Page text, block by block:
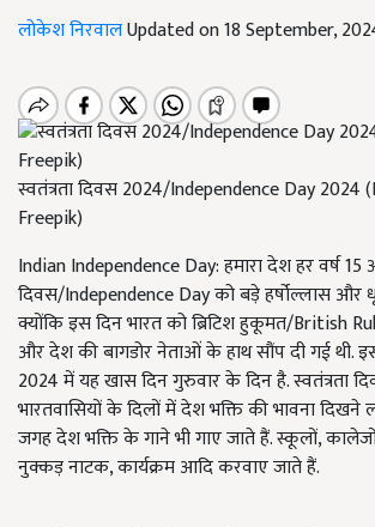
लोकेश निरवालUpdated on 18 September,
स्वतंत्रता दिवस 2024/Independence Day 2024
Freepik)
Indian Independence Day: हमारा देश हर वर्ष 15
दिवस/Independence Day को बड़े हर्षोल्लास और
क्योंकि इस दिन भारत को ब्रिटिश हुकूमत/British
और देश की बागडोर नेताओं के हाथ सौंप दी गई थी.
2024 में यह खास दिन गुरुवार के दिन है. स्वतंत्रता
भारतवासियों के दिलों में देश भक्ति की भावना दिखने
जगह देश भक्ति के गाने भी गाए जाते हैं. स्कूलों,
नुक्कड़ नाटक, कार्यक्रम आदि करवाए जाते हैं.